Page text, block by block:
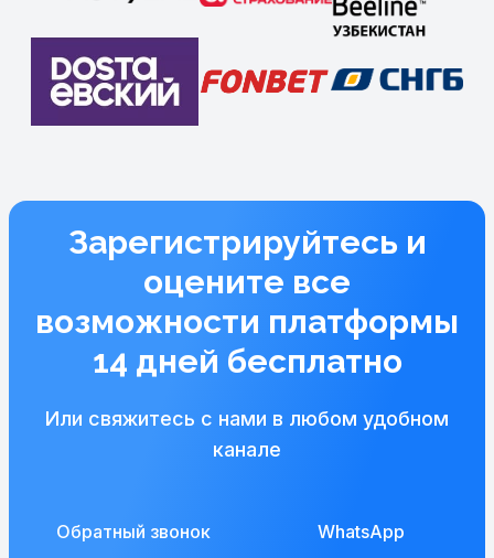
Зарегистрируйтесь и
оцените все
возможности платформы
14 дней бесплатно
Или свяжитесь с нами в любом удобном
канале
Обратный звонок WhatsApp